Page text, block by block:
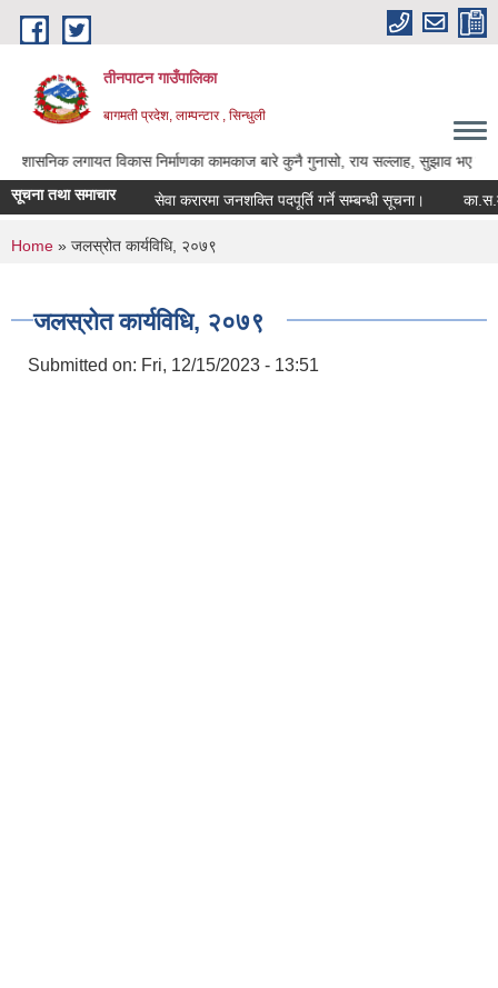
Skip to main content
तीनपाटन गाउँपालिका
बागमती प्रदेश, लाम्पन्टार , सिन्धुली
लगायत विकास निर्माणका कामकाज बारे कुनै गुनासो, राय सल्लाह, सुझाव भए
सूचना तथा समाचार
सेवा करारमा जनशक्ति पदपूर्ति गर्ने सम्बन्धी सूचना। का.स.मु.
You are here
Home » जलस्रोत कार्यविधि, २०७९
जलस्रोत कार्यविधि, २०७९
Submitted on: Fri, 12/15/2023 - 13:51